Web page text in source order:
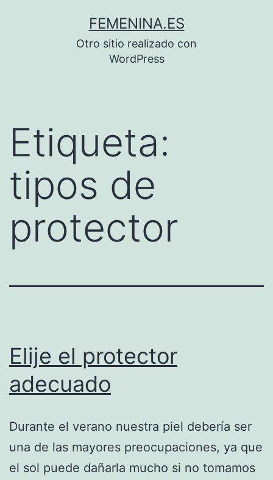
FEMENINA.ES
Otro sitio realizado con
WordPress
Etiqueta:
tipos de
protector
Elije el protector
adecuado
Durante el verano nuestra piel debería ser
una de las mayores preocupaciones, ya que
el sol puede dañarla mucho si no tomamos